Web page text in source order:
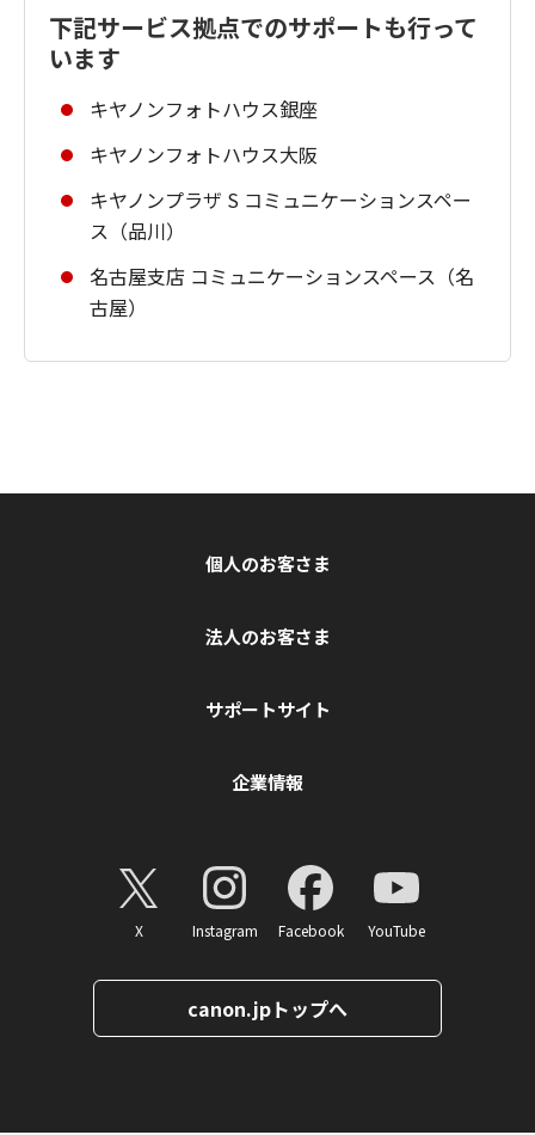
下記サービス拠点でのサポートも行って
います
キヤノンフォトハウス銀座
キヤノンフォトハウス大阪
キヤノンプラザ S コミュニケーションスペー
ス（品川）
名古屋支店 コミュニケーションスペース（名
古屋）
個人のお客さま
法人のお客さま
サポートサイト
企業情報
X Instagram Facebook YouTube
canon.jpトップへ